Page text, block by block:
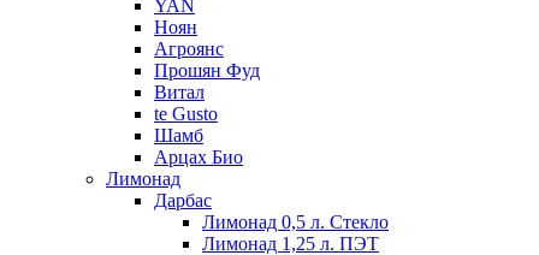
YAN
Ноян
Агроянс
Прошян Фуд
Витал
te Gusto
Шамб
Арцах Био
Лимонад
Дарбас
Лимонад 0,5 л. Стекло
Лимонад 1,25 л. ПЭТ